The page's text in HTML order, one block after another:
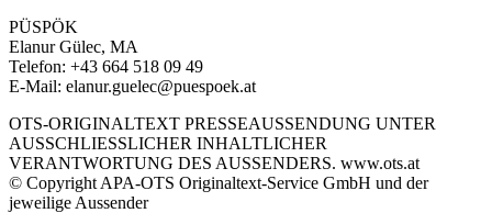
PÜSPÖK
Elanur Gülec, MA
Telefon: +43 664 518 09 49
E-Mail: elanur.guelec@puespoek.at
OTS-ORIGINALTEXT PRESSEAUSSENDUNG UNTER
AUSSCHLIESSLICHER INHALTLICHER
VERANTWORTUNG DES AUSSENDERS. www.ots.at
© Copyright APA-OTS Originaltext-Service GmbH und der
jeweilige Aussender